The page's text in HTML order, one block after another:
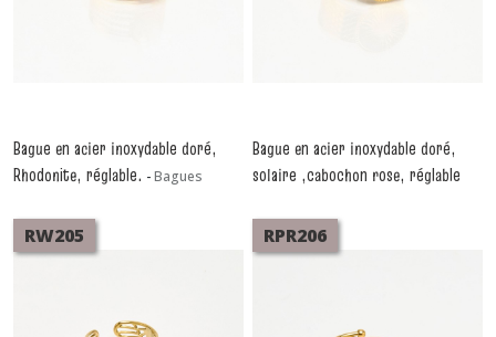
Bague en acier inoxydable doré,
Rhodonite, réglable. -Bagues
Bague en acier inoxydable doré,
solaire ,cabochon rose, réglable
RW205 RPR206